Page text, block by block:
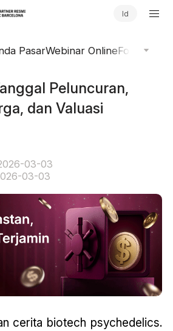
Id
PasarWebinar OnlineFokus
Peluncuran,
dan Valuasi
03-03
03-03
cerita biotech psychedelics.